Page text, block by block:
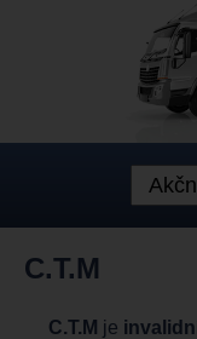
C.T.M
C.T.M je